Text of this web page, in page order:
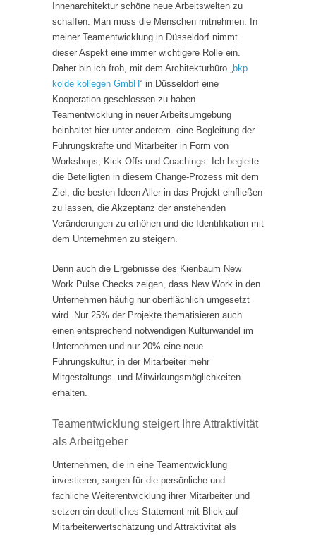
Innenarchitektur schöne neue Arbeitswelten zu
schaffen. Man muss die Menschen mitnehmen. In
meiner Teamentwicklung in Düsseldorf nimmt
dieser Aspekt eine immer wichtigere Rolle ein.
Daher bin ich froh, mit dem Architekturbüro „bkp
kolde kollegen GmbH“ in Düsseldorf eine
Kooperation geschlossen zu haben.
Teamentwicklung in neuer Arbeitsumgebung
beinhaltet hier unter anderem eine Begleitung der
Führungskräfte und Mitarbeiter in Form von
Workshops, Kick-Offs und Coachings. Ich begleite
die Beteiligten in diesem Change-Prozess mit dem
Ziel, die besten Ideen Aller in das Projekt einfließen
zu lassen, die Akzeptanz der anstehenden
Veränderungen zu erhöhen und die Identifikation mit
dem Unternehmen zu steigern.
Denn auch die Ergebnisse des Kienbaum New
Work Pulse Checks zeigen, dass New Work in den
Unternehmen häufig nur oberflächlich umgesetzt
wird. Nur 25% der Projekte thematisieren auch
einen entsprechend notwendigen Kulturwandel im
Unternehmen und nur 20% eine neue
Führungskultur, in der Mitarbeiter mehr
Mitgestaltungs- und Mitwirkungsmöglichkeiten
erhalten.
Teamentwicklung steigert Ihre Attraktivität
als Arbeitgeber
Unternehmen, die in eine Teamentwicklung
investieren, sorgen für die persönliche und
fachliche Weiterentwicklung ihrer Mitarbeiter und
setzen ein deutliches Statement mit Blick auf
Mitarbeiterwertschätzung und Attraktivität als